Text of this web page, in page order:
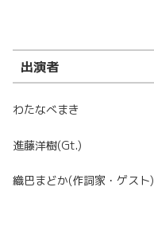
出演者
わたなべまき
進藤洋樹(Gt.)
織巴まどか(作詞家・ゲスト)